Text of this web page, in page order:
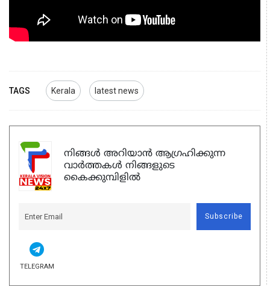
TAGS Kerala latest news
നിങ്ങൾ അറിയാൻ ആഗ്രഹിക്കുന്ന
വാർത്തകൾ നിങ്ങളുടെ
കൈക്കുമ്പിളിൽ
Subscribe
TELEGRAM